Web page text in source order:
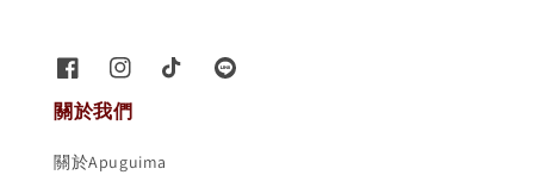
關於我們
關於Apuguima